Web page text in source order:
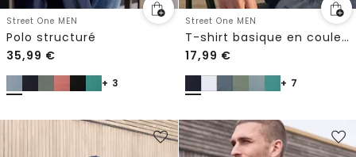
Street One MEN
Polo structuré
35,99 €
+ 3
Street One MEN
T-shirt basique en couleur unie
17,99 €
+ 7